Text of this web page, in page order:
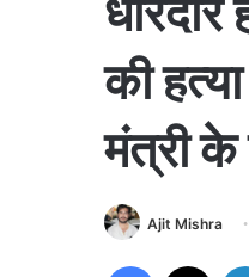
की
मंत्री के
Ajit Mishra
Facebook